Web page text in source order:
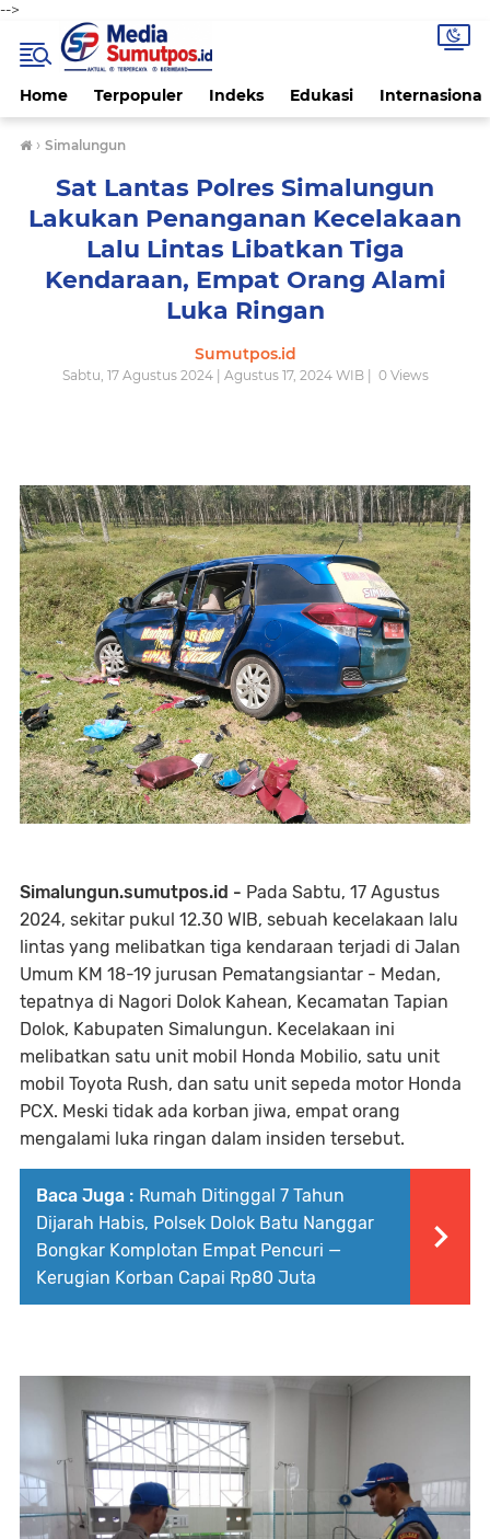
-->
Home Terpopuler Indeks Edukasi Internasional
› Simalungun
Sat Lantas Polres Simalungun
Lakukan Penanganan Kecelakaan
Lalu Lintas Libatkan Tiga
Kendaraan, Empat Orang Alami
Luka Ringan
Sumutpos.id
Sabtu, 17 Agustus 2024 | Agustus 17, 2024 WIB | 0Views
Simalungun.sumutpos.id - Pada Sabtu, 17 Agustus
2024, sekitar pukul 12.30 WIB, sebuah kecelakaan lalu
lintas yang melibatkan tiga kendaraan terjadi di Jalan
Umum KM 18-19 jurusan Pematangsiantar - Medan,
tepatnya di Nagori Dolok Kahean, Kecamatan Tapian
Dolok, Kabupaten Simalungun. Kecelakaan ini
melibatkan satu unit mobil Honda Mobilio, satu unit
mobil Toyota Rush, dan satu unit sepeda motor Honda
PCX. Meski tidak ada korban jiwa, empat orang
mengalami luka ringan dalam insiden tersebut.
Baca Juga : Rumah Ditinggal 7 Tahun
Dijarah Habis, Polsek Dolok Batu Nanggar
Bongkar Komplotan Empat Pencuri —
Kerugian Korban Capai Rp80 Juta